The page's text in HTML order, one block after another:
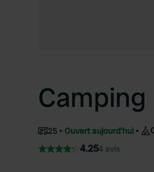
Camping
25 Ouvert aujourd'hui
4.254 avis